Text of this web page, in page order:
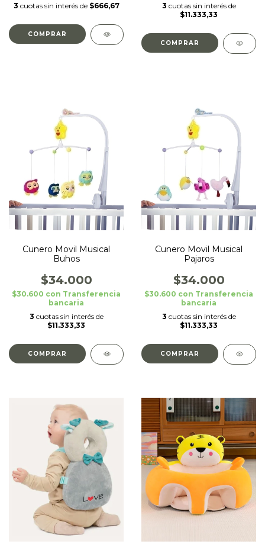
3 cuotas sin interés de $666,67
3 cuotas sin interés de
$11.333,33
Cunero Movil Musical
Buhos
$34.000
$30.600 con Transferencia
bancaria
3 cuotas sin interés de
$11.333,33
Cunero Movil Musical
Pajaros
$34.000
$30.600 con Transferencia
bancaria
3 cuotas sin interés de
$11.333,33